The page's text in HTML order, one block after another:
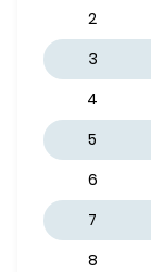
2
3
4
5
6
7
8